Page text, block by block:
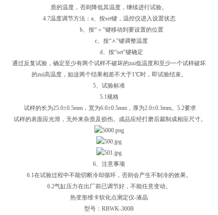
质的温度，否则降低其温度，继续进行试验。
4.7温度调节方法：a、按set键，温控仪进入设置状态
b、按“＜"键移动到要设置的位置
c、按“∧"键调整温度
d、按“set"键确定
通过反复试验，确定至少有两个试样不破坏的zui低温度和至少一个试样破坏
的zui高温度，如这两个结果相差不大于1℃时，即试验结束。
5、试验标准
5.1规格
试样的长为25.0±0.5mm，宽为6.0±0.5mm，厚为2.0±0.3mm。5.2要求
试样的表面应光滑，无外来杂质及损伤。成品应经打磨后裁制成相应尺寸。
6、注意事项
6.1在试验过程中不能切断冷却循环，否则会产生不制冷的效果。
6.2气缸压力在出厂前已调节好，不能任意变动。
热变形维卡软化点测定仪-液晶
型号：RBWK-300B